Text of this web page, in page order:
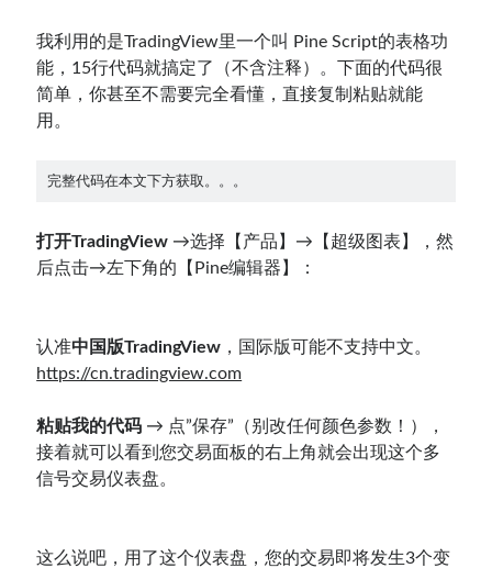
我利用的是TradingView里一个叫 Pine Script的表格功
能，15行代码就搞定了（不含注释）。下面的代码很
简单，你甚至不需要完全看懂，直接复制粘贴就能
用。
完整代码在本文下方获取。。。
打开TradingView →选择【产品】→【超级图表】，然
后点击→左下角的【Pine编辑器】：
认准中国版TradingView ，国际版可能不支持中文。
https://cn.tradingview.com
粘贴我的代码 → 点”保存”（别改任何颜色参数！），
接着就可以看到您交易面板的右上角就会出现这个多
信号交易仪表盘。
这么说吧，用了这个仪表盘，您的交易即将发生3个变